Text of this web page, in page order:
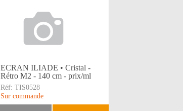
ECRAN ILIADE • Cristal -
Rétro M2 - 140 cm - prix/ml
Réf: TIS0528
Sur commande